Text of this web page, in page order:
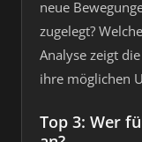
neue
zugelegt?
Analyse zeigt
ihre möglichen
Top 3: Wer